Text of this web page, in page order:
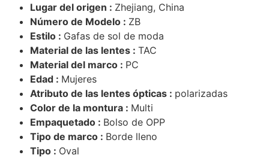
Lugar del origen : Zhejiang, China
Número de Modelo : ZB
Estilo : Gafas de sol de moda
Material de las lentes : TAC
Material del marco : PC
Edad : Mujeres
Atributo de las lentes ópticas : polarizadas
Color de la montura : Multi
Empaquetado : Bolso de OPP
Tipo de marco : Borde lleno
Tipo : Oval